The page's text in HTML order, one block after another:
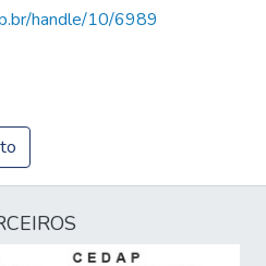
handle/10/6989